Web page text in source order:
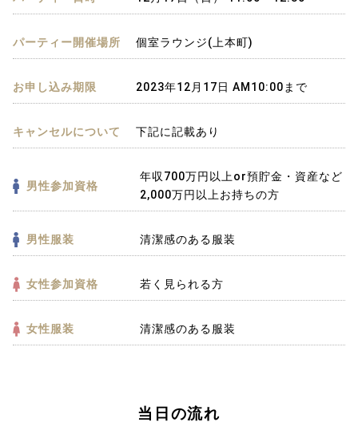
パーティー開催場所 個室ラウンジ(上本町)
お申し込み期限 2023年12月17日 AM10:00まで
キャンセルについて 下記に記載あり
男性参加資格
年収700万円以上or預貯金・資産など
2,000万円以上お持ちの方
男性服装 清潔感のある服装
女性参加資格 若く見られる方
女性服装 清潔感のある服装
当日の流れ